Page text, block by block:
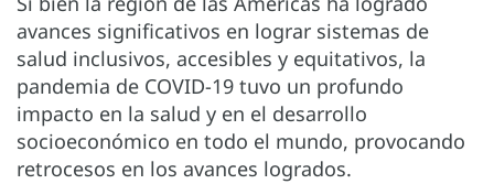
avances significativos en lograr sistemas de
salud inclusivos, accesibles y equitativos, la
pandemia de COVID-19 tuvo un profundo
impacto en la salud y en el desarrollo
socioeconómico en todo el mundo, provocando
retrocesos en los avances logrados.